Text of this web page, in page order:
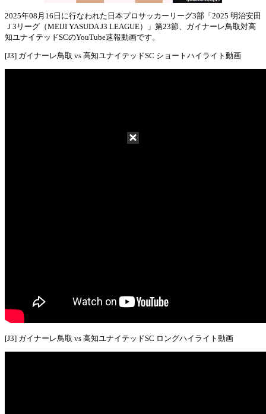
2025年08月16日に行なわれた日本プロサッカーリーグ3部「2025 明治安田
Ｊ3リーグ（MEIJI YASUDA J3 LEAGUE）」第23節、ガイナーレ鳥取対高
知ユナイテッドSCのYouTube速報動画です。
[J3] ガイナーレ鳥取 vs 高知ユナイテッドSC ショートハイライト動画
[J3] ガイナーレ鳥取 vs 高知ユナイテッドSC ロングハイライト動画